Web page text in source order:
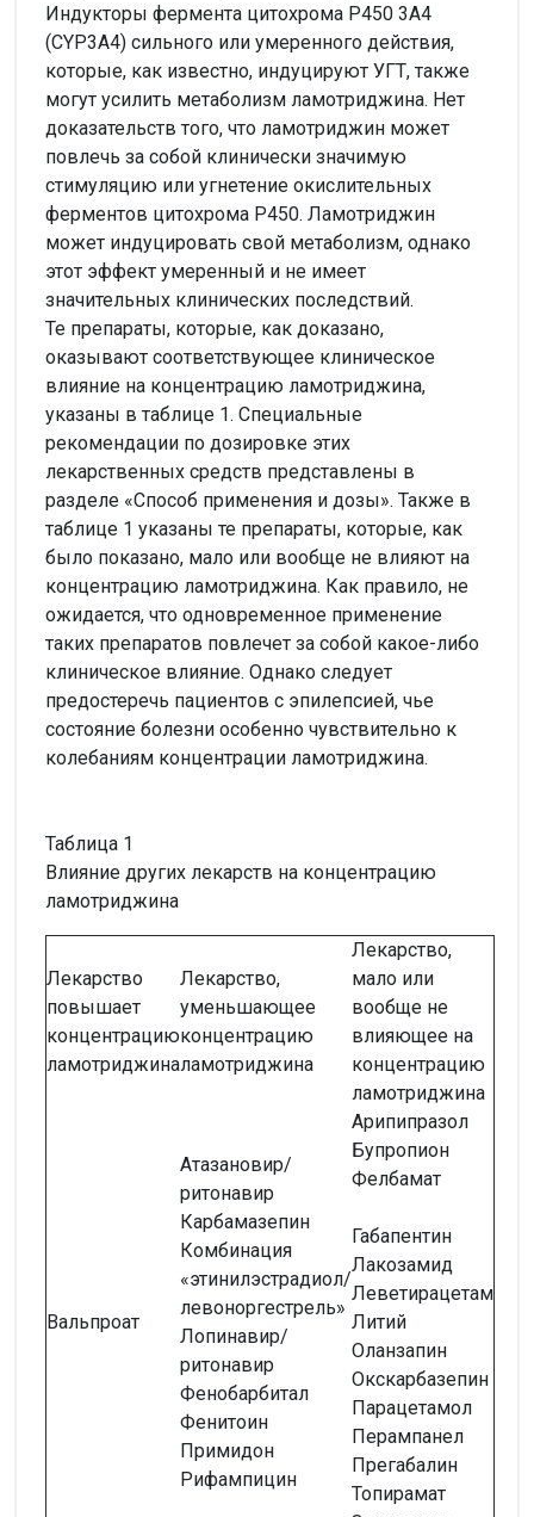
Индукторы фермента цитохрома Р450 3А4
(CYP3A4) сильного или умеренного действия,
которые, как известно, индуцируют УГТ, также
могут усилить метаболизм ламотриджина. Нет
доказательств того, что ламотриджин может
повлечь за собой клинически значимую
стимуляцию или угнетение окислительных
ферментов цитохрома Р450. Ламотриджин
может индуцировать свой метаболизм, однако
этот эффект умеренный и не имеет
значительных клинических последствий.
Те препараты, которые, как доказано,
оказывают соответствующее клиническое
влияние на концентрацию ламотриджина,
указаны в таблице 1. Специальные
рекомендации по дозировке этих
лекарственных средств представлены в
разделе «Способ применения и дозы». Также в
таблице 1 указаны те препараты, которые, как
было показано, мало или вообще не влияют на
концентрацию ламотриджина. Как правило, не
ожидается, что одновременное применение
таких препаратов повлечет за собой какое-либо
клиническое влияние. Однако следует
предостеречь пациентов с эпилепсией, чье
состояние болезни особенно чувствительно к
колебаниям концентрации ламотриджина.
Таблица 1
Влияние других лекарств на концентрацию
ламотриджина
Лекарство
повышает
концентрацию
ламотриджина
Лекарство,
уменьшающее
концентрацию
ламотриджина
Лекарство,
мало или
вообще не
влияющее на
концентрацию
ламотриджина
Вальпроат
Атазановир/
ритонавир
Карбамазепин
Комбинация
«этинилэстрадиол/
левоноргестрель»
Лопинавир/
ритонавир
Фенобарбитал
Фенитоин
Примидон
Рифампицин
Арипипразол
Бупропион
Фелбамат
Габапентин
Лакозамид
Леветирацетам
Литий
Оланзапин
Окскарбазепин
Парацетамол
Перампанел
Прегабалин
Топирамат